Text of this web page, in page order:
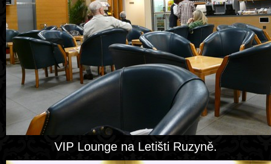
VIP Lounge na Letišti Ruzyně.